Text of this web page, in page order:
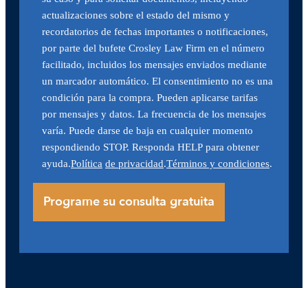
actualizaciones sobre el estado del mismo y
recordatorios de fechas importantes o notificaciones,
por parte del bufete Crosley Law Firm en el número
facilitado, incluidos los mensajes enviados mediante
un marcador automático. El consentimiento no es una
condición para la compra. Pueden aplicarse tarifas
por mensajes y datos. La frecuencia de los mensajes
varía. Puede darse de baja en cualquier momento
respondiendo STOP. Responda HELP para obtener
ayuda.Política de privacidad.Términos y condiciones.